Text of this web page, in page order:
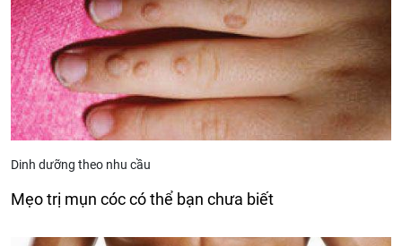
Dinh dưỡng theo nhu cầu
Mẹo trị mụn cóc có thể bạn chưa biết